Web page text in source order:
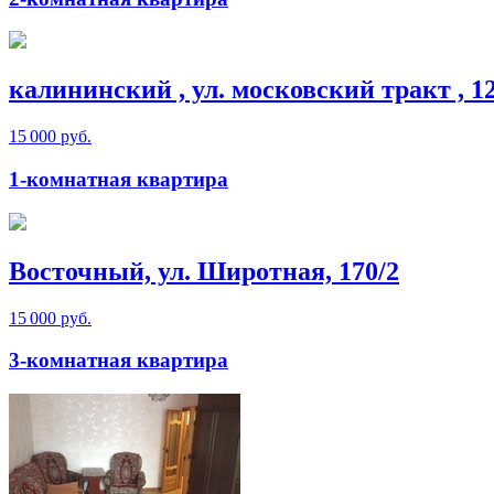
калининский , ул. московский тракт ,
15 000 руб.
1-комнатная квартира
Восточный, ул. Широтная, 170/2
15 000 руб.
3-комнатная квартира